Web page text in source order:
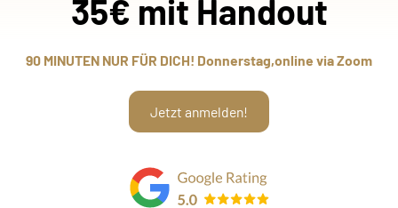
35€ mit Handout
90 MINUTEN NUR FÜR DICH! Donnerstag,online via Zoom
Jetzt anmelden!